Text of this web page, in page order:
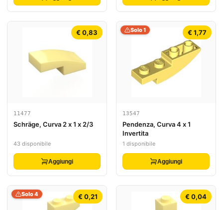
€ 0,83
11477
Schräge, Curva 2 x 1 x 2/3
43 disponibile
Aggiungi
€ 1,77
Solo 1
13547
Pendenza, Curva 4 x 1
Invertita
1 disponibile
Aggiungi
€ 0,21
Solo 4 € 0,04